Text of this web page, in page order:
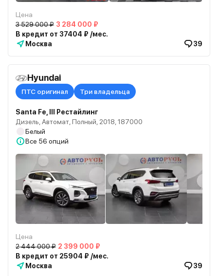
Цена
3 529 000 ₽ 3 284 000 ₽
В кредит от 37404 ₽ /мес.
Москва
39
Hyundai
ПТС оригинал Три владельца
Santa Fe, III Рестайлинг
Дизель, Автомат, Полный, 2018, 187000
Белый
Все 56 опций
Цена
2 444 000 ₽ 2 399 000 ₽
В кредит от 25904 ₽ /мес.
Москва
39